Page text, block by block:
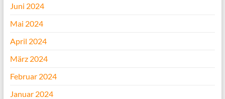
Juni 2024
Mai 2024
April 2024
März 2024
Februar 2024
Januar 2024